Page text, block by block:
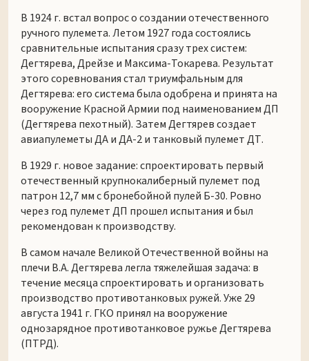
В 1924 г. встал вопрос о создании отечественного
ручного пулемета. Летом 1927 года состоялись
сравнительные испытания сразу трех систем:
Дегтярева, Дрейзе и Максима-Токарева. Результат
этого соревнования стал триумфальным для
Дегтярева: его система была одобрена и принята на
вооружение Красной Армии под наименованием ДП
(Дегтярева пехотный). Затем Дегтярев создает
авиапулеметы ДА и ДА-2 и танковый пулемет ДТ.
В 1929 г. новое задание: спроектировать первый
отечественный крупнокалиберный пулемет под
патрон 12,7 мм с бронебойной пулей Б-30. Ровно
через год пулемет ДП прошел испытания и был
рекомендован к производству.
В самом начале Великой Отечественной войны на
плечи В.А. Дегтярева легла тяжелейшая задача: в
течение месяца спроектировать и организовать
производство противотанковых ружей. Уже 29
августа 1941 г. ГКО принял на вооружение
однозарядное противотанковое ружье Дегтярева
(ПТРД).